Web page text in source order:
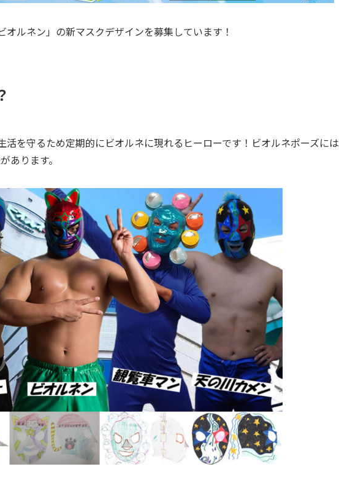
ルネン」の新マスクデザインを募集しています！
活を守るため定期的にビオルネに現れるヒーローです！ビオルネポーズには
あります。